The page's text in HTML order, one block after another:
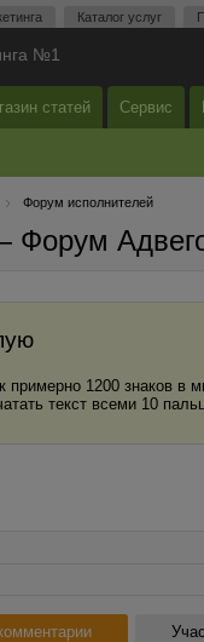
Каталог услуг
№1
статей Сервис
Форум исполнителей
Форум
примерно 1200 знаков
текст всеми 10